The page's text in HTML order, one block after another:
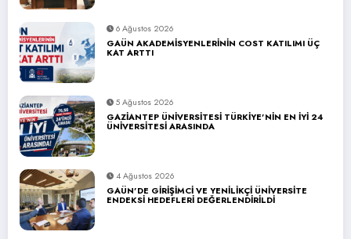
6 Ağustos 2026
GAÜN AKADEMİSYENLERİNİN COST KATILIMI ÜÇ
KAT ARTTI
5 Ağustos 2026
GAZİANTEP ÜNİVERSİTESİ TÜRKİYE’NİN EN İYİ 24
ÜNİVERSİTESİ ARASINDA
4 Ağustos 2026
GAÜN’DE GİRİŞİMCİ VE YENİLİKÇİ ÜNİVERSİTE
ENDEKSİ HEDEFLERİ DEĞERLENDİRİLDİ